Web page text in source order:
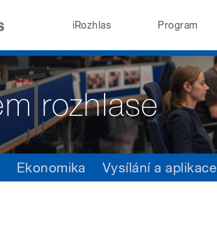
iRozhlas Program
Ekonomika Vysílání a aplikace